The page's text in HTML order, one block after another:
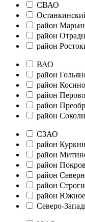
СВАО
район
район
район
ВАО
район
район
район Перово
район
район
СЗАО
район
район
район
район
район
район
Северо-